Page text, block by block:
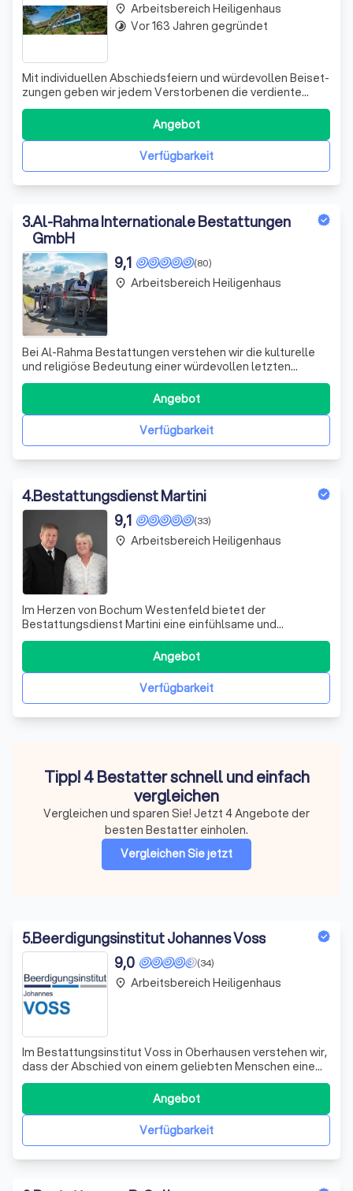
Mit indivi­duellen Ab­schieds­feiern und würde­vollen Beiset­
zungen geben wir jedem Verstor­benen die verdiente
Wert­schätzung und den Trauernden das gute Gefühl, in
Verfügbarkeit
Angebot
place Arbeitsbereich Heiligenhaus
timelapse Vor 163 Jahren gegründet
3.Al-Rahma Internationale Bestattungen
GmbH
(80)
9,1
Bei Al-Rahma Bestattungen verstehen wir die kulturelle
und religiöse Bedeutung einer würdevollen letzten
Ruhestätte. Wir sind spezialisiert auf islamische
Bestattungen und bieten diese gemäß den rituellen
Anforderungen an. Unsere erfahrenen Mitarbeiter führen
jede Beerdigung mit größter Sensibilität
Verfügbarkeit
Angebot
place Arbeitsbereich Heiligenhaus
4.Bestattungsdienst Martini
(33)
9,1
Im Herzen von Bochum Westenfeld bietet der
Bestattungsdienst Martini eine einfühlsame und
professionelle Begleitung in Zeiten des Abschieds. Unser
Familienunternehmen zeichnet sich durch ein tiefes
Verständnis und Mitgefühl für die Bedürfnisse trauernder
Familien aus. Wir verstehen, dass jeder Mensc
Verfügbarkeit
Angebot
place Arbeitsbereich Heiligenhaus
Tipp! 4 Bestatter schnell und einfach
vergleichen
Vergleichen und sparen Sie! Jetzt 4 Angebote der
besten Bestatter einholen.
Vergleichen Sie jetzt
5.Beerdigungsinstitut Johannes Voss
(34)
9,0
Im Bestattungsinstitut Voss in Oberhausen verstehen wir,
dass der Abschied von einem geliebten Menschen eine
der schwersten Zeiten im Leben darstellt. Mit tiefem
Respekt und einfühlsamer Fürsorge stehen wir Ihnen zur
Seite, um diesen Weg so würdevoll wie möglich zu
gestalten. Unsere Philosophie „Von
Verfügbarkeit
Angebot
place Arbeitsbereich Heiligenhaus